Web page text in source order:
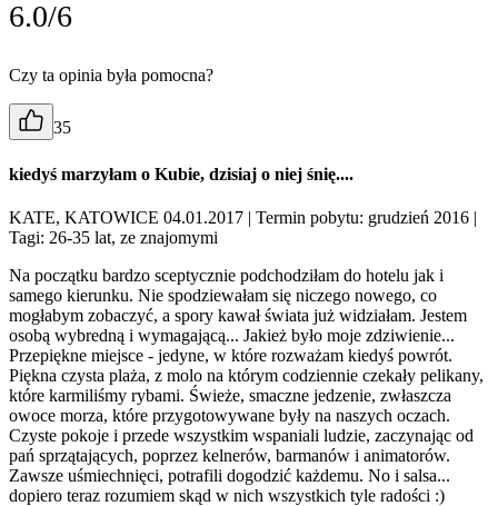
6.0/6
Czy ta opinia była pomocna?
35
kiedyś marzyłam o Kubie, dzisiaj o niej śnię....
KATE, KATOWICE 04.01.2017 | Termin pobytu: grudzień 2016 |
Tagi: 26-35 lat, ze znajomymi
Na początku bardzo sceptycznie podchodziłam do hotelu jak i
samego kierunku. Nie spodziewałam się niczego nowego, co
mogłabym zobaczyć, a spory kawał świata już widziałam. Jestem
osobą wybredną i wymagającą... Jakież było moje zdziwienie...
Przepiękne miejsce - jedyne, w które rozważam kiedyś powrót.
Piękna czysta plaża, z molo na którym codziennie czekały pelikany,
które karmiliśmy rybami. Świeże, smaczne jedzenie, zwłaszcza
owoce morza, które przygotowywane były na naszych oczach.
Czyste pokoje i przede wszystkim wspaniali ludzie, zaczynając od
pań sprzątających, poprzez kelnerów, barmanów i animatorów.
Zawsze uśmiechnięci, potrafili dogodzić każdemu. No i salsa...
dopiero teraz rozumiem skąd w nich wszystkich tyle radości :)